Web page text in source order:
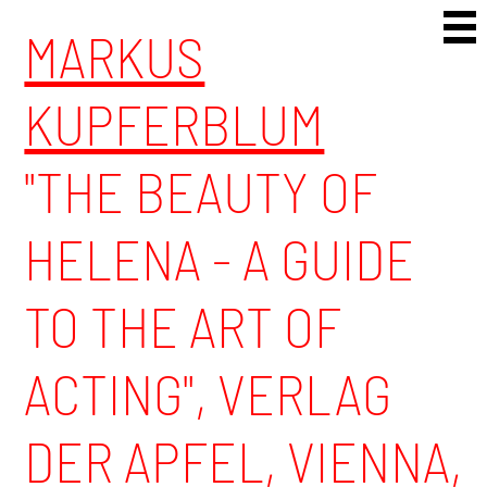
MARKUS
KUPFERBLUM
"THE BEAUTY OF
HELENA - A GUIDE
TO THE ART OF
ACTING", VERLAG
DER APFEL, VIENNA,